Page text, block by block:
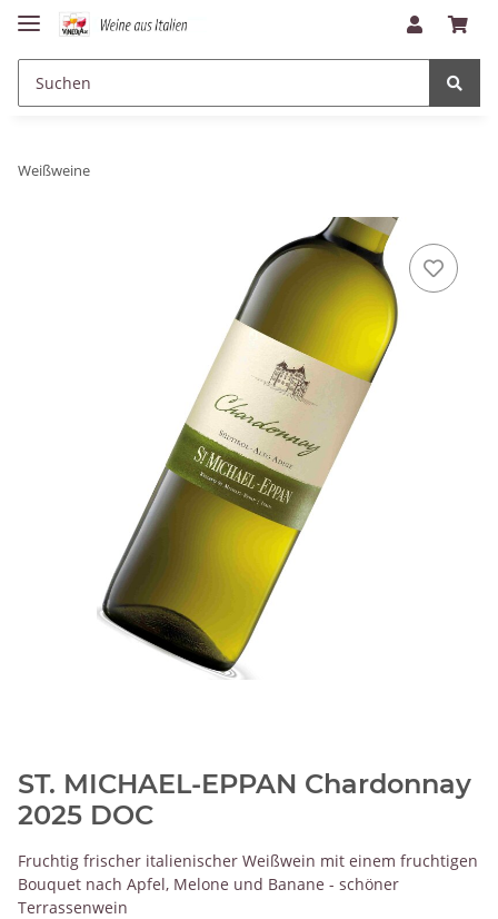
Weißweine
ST. MICHAEL-EPPAN Chardonnay
2025 DOC
Fruchtig frischer italienischer Weißwein mit einem fruchtigen
Bouquet nach Apfel, Melone und Banane - schöner
Terrassenwein